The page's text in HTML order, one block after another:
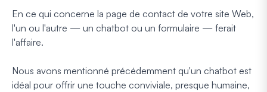
En ce qui concerne la page de contact de votre site Web,
l'un ou l'autre — un chatbot ou un formulaire — ferait
l'affaire.
Nous avons mentionné précédemment qu'un chatbot est
idéal pour offrir une touche conviviale, presque humaine,